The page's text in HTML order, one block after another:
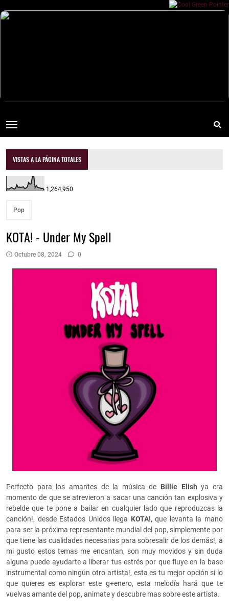
VISTAS A LA PÁGINA TOTALES
1,264,950
Pop
KOTA! - Under My Spell
Octubre 08, 2024 0
Perfecto para los amantes de la música de Billie Elishya era
momento de que se atrevieron a sacar una canción tan explosiva y
rebelde que te pone a bailar en cualquier lado que reproduzcas la
canción!, desde Estados Unidos llega KOTA!,que levanta la mano
para ser la próxima representante mundial del pop, simplemente por
que tiene las cualidades necesarias para sobresalir de los demás!, a
mi gusto estos temas me encantan, son muy movidos y sin duda
alguna puede ayudarte a liberar tus estrés por que fluye en la base
instrumental como ningún otro artista!, esta es tu mejor opción si lo
que quieres es explorar este g+enero, esta melodía hará que te
vuelvas amante del pop, animate y descubre mas sobre este artista.